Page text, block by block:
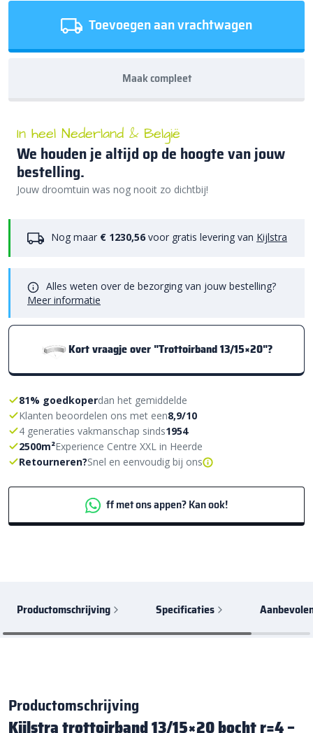
Toevoegen aan vrachtwagen
Maak compleet
In heel Nederland & België
We houden je altijd op de hoogte van jouw
bestelling.
Jouw droomtuin was nog nooit zo dichtbij!
Nog maar € 1230,56 voor gratis levering van Kijlstra
Alles weten over de bezorging van jouw bestelling?
Meer informatie
Kort vraagje over "Trottoirband 13/15×20"?
81% goedkoperdan het gemiddelde
Klanten beoordelen ons met een8,9/10
4 generaties vakmanschap sinds1954
2500m²Experience Centre XXL in Heerde
Retourneren?Snel en eenvoudig bij ons
ff met ons appen? Kan ook!
Productomschrijving Specificaties
Productomschrijving
Kijlstra trottoirband 13/15×20 bocht r=4 –